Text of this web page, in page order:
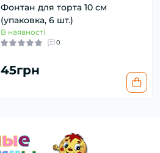
Фонтан для торта 10 см
(упаковка, 6 шт.)
В наявності
0
45грн